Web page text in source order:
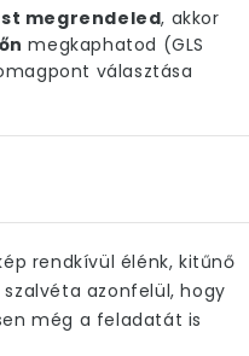
megrendeled, akkor
megkaphatod (GLS
választása
rendkívül élénk, kitűnő
azonfelül, hogy
még a feladatát is